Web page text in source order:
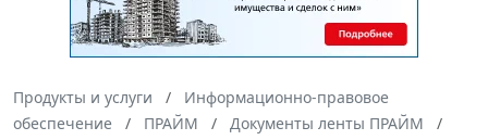
Продукты и услуги
Информационно-правовое
обеспечение
ПРАЙМ
Документы ленты ПРАЙМ